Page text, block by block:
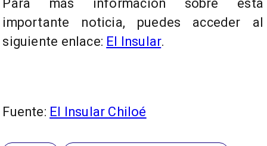
Para más información sobre esta
importante noticia, puedes acceder al
siguiente enlace: El Insular.
Fuente: El Insular Chiloé